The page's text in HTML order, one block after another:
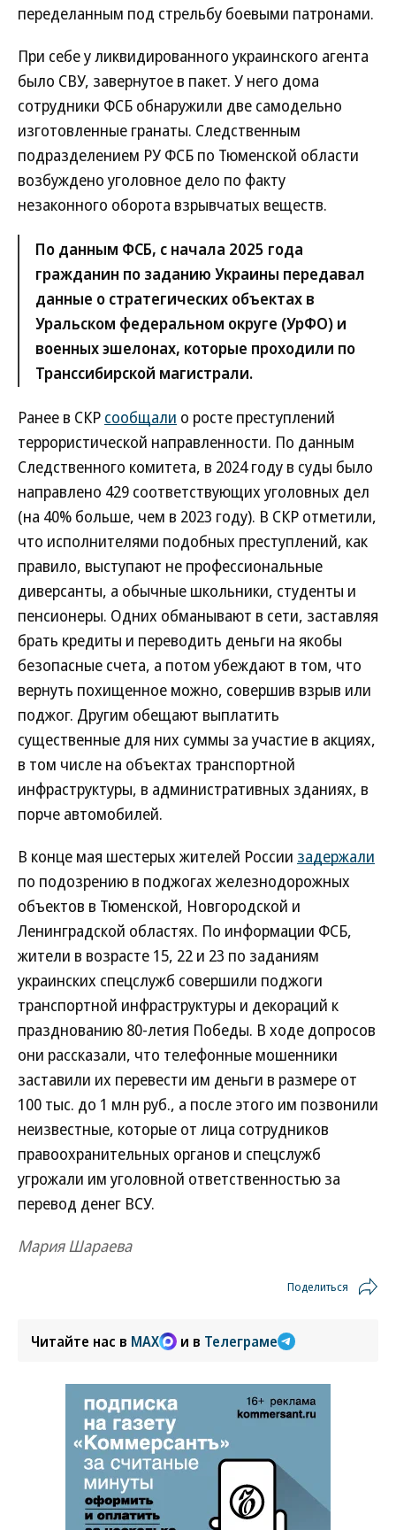
переделанным под стрельбу боевыми патронами.
При себе у ликвидированного украинского агента
было СВУ, завернутое в пакет. У него дома
сотрудники ФСБ обнаружили две самодельно
изготовленные гранаты. Следственным
подразделением РУ ФСБ по Тюменской области
возбуждено уголовное дело по факту
незаконного оборота взрывчатых веществ.
По данным ФСБ, с начала 2025 года
гражданин по заданию Украины передавал
данные о стратегических объектах в
Уральском федеральном округе (УрФО) и
военных эшелонах, которые проходили по
Транссибирской магистрали.
Ранее в СКР сообщали о росте преступлений
террористической направленности. По данным
Следственного комитета, в 2024 году в суды было
направлено 429 соответствующих уголовных дел
(на 40% больше, чем в 2023 году). В СКР отметили,
что исполнителями подобных преступлений, как
правило, выступают не профессиональные
диверсанты, а обычные школьники, студенты и
пенсионеры. Одних обманывают в сети, заставляя
брать кредиты и переводить деньги на якобы
безопасные счета, а потом убеждают в том, что
вернуть похищенное можно, совершив взрыв или
поджог. Другим обещают выплатить
существенные для них суммы за участие в акциях,
в том числе на объектах транспортной
инфраструктуры, в административных зданиях, в
порче автомобилей.
В конце мая шестерых жителей России задержали
по подозрению в поджогах железнодорожных
объектов в Тюменской, Новгородской и
Ленинградской областях. По информации ФСБ,
жители в возрасте 15, 22 и 23 по заданиям
украинских спецслужб совершили поджоги
транспортной инфраструктуры и декораций к
празднованию 80-летия Победы. В ходе допросов
они рассказали, что телефонные мошенники
заставили их перевести им деньги в размере от
100 тыс. до 1 млн руб., а после этого им позвонили
неизвестные, которые от лица сотрудников
правоохранительных органов и спецслужб
угрожали им уголовной ответственностью за
перевод денег ВСУ.
Мария Шараева
Поделиться
Читайте нас в MAX и в Телеграме